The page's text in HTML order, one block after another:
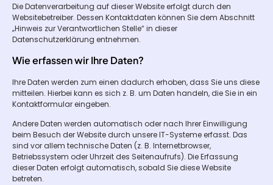
Die Datenverarbeitung auf dieser Website erfolgt durch den
Websitebetreiber. Dessen Kontaktdaten können Sie dem Abschnitt
„Hinweis zur Verantwortlichen Stelle“ in dieser
Datenschutzerklärung entnehmen.
Wie erfassen wir Ihre Daten?
Ihre Daten werden zum einen dadurch erhoben, dass Sie uns diese
mitteilen. Hierbei kann es sich z. B. um Daten handeln, die Sie in ein
Kontaktformular eingeben.
Andere Daten werden automatisch oder nach Ihrer Einwilligung
beim Besuch der Website durch unsere IT-Systeme erfasst. Das
sind vor allem technische Daten (z. B. Internetbrowser,
Betriebssystem oder Uhrzeit des Seitenaufrufs). Die Erfassung
dieser Daten erfolgt automatisch, sobald Sie diese Website
betreten.